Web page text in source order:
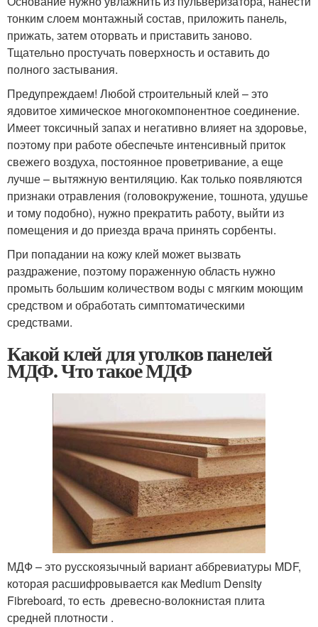
тонким слоем монтажный состав, приложить панель,
прижать, затем оторвать и приставить заново.
Тщательно простучать поверхность и оставить до
полного застывания.
Предупреждаем! Любой строительный клей – это
ядовитое химическое многокомпонентное соединение.
Имеет токсичный запах и негативно влияет на здоровье,
поэтому при работе обеспечьте интенсивный приток
свежего воздуха, постоянное проветривание, а еще
лучше – вытяжную вентиляцию. Как только появляются
признаки отравления (головокружение, тошнота, удушье
и тому подобно), нужно прекратить работу, выйти из
помещения и до приезда врача принять сорбенты.
При попадании на кожу клей может вызвать
раздражение, поэтому пораженную область нужно
промыть большим количеством воды с мягким моющим
средством и обработать симптоматическими
средствами.
Какой клей для уголков панелей
МДФ. Что такое МДФ
МДФ – это русскоязычный вариант аббревиатуры MDF,
которая расшифровывается как Medium Density
Fibreboard, то есть древесно-волокнистая плита
средней плотности .